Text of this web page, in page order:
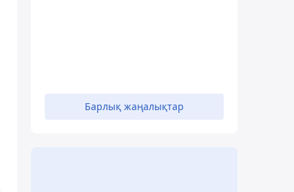
Барлық жаңалықтар